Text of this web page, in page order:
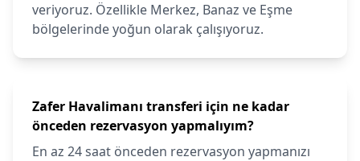
veriyoruz. Özellikle Merkez, Banaz ve Eşme
bölgelerinde yoğun olarak çalışıyoruz.
Zafer Havalimanı transferi için ne kadar
önceden rezervasyon yapmalıyım?
En az 24 saat önceden rezervasyon yapmanızı